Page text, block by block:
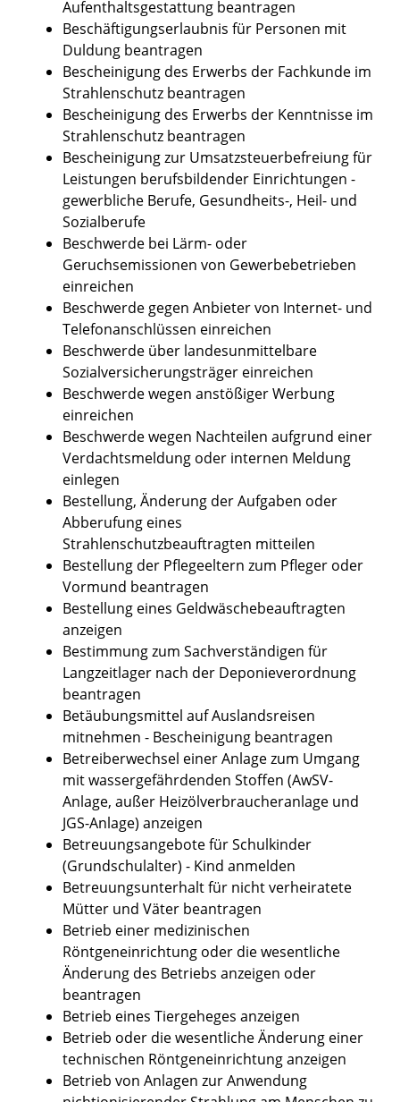
Aufenthaltsgestattung beantragen
Beschäftigungserlaubnis für Personen mit
Duldung beantragen
Bescheinigung des Erwerbs der Fachkunde im
Strahlenschutz beantragen
Bescheinigung des Erwerbs der Kenntnisse im
Strahlenschutz beantragen
Bescheinigung zur Umsatzsteuerbefreiung für
Leistungen berufsbildender Einrichtungen -
gewerbliche Berufe, Gesundheits-, Heil- und
Sozialberufe
Beschwerde bei Lärm- oder
Geruchsemissionen von Gewerbebetrieben
einreichen
Beschwerde gegen Anbieter von Internet- und
Telefonanschlüssen einreichen
Beschwerde über landesunmittelbare
Sozialversicherungsträger einreichen
Beschwerde wegen anstößiger Werbung
einreichen
Beschwerde wegen Nachteilen aufgrund einer
Verdachtsmeldung oder internen Meldung
einlegen
Bestellung, Änderung der Aufgaben oder
Abberufung eines
Strahlenschutzbeauftragten mitteilen
Bestellung der Pflegeeltern zum Pfleger oder
Vormund beantragen
Bestellung eines Geldwäschebeauftragten
anzeigen
Bestimmung zum Sachverständigen für
Langzeitlager nach der Deponieverordnung
beantragen
Betäubungsmittel auf Auslandsreisen
mitnehmen - Bescheinigung beantragen
Betreiberwechsel einer Anlage zum Umgang
mit wassergefährdenden Stoffen (AwSV-
Anlage, außer Heizölverbraucheranlage und
JGS-Anlage) anzeigen
Betreuungsangebote für Schulkinder
(Grundschulalter) - Kind anmelden
Betreuungsunterhalt für nicht verheiratete
Mütter und Väter beantragen
Betrieb einer medizinischen
Röntgeneinrichtung oder die wesentliche
Änderung des Betriebs anzeigen oder
beantragen
Betrieb eines Tiergeheges anzeigen
Betrieb oder die wesentliche Änderung einer
technischen Röntgeneinrichtung anzeigen
Betrieb von Anlagen zur Anwendung